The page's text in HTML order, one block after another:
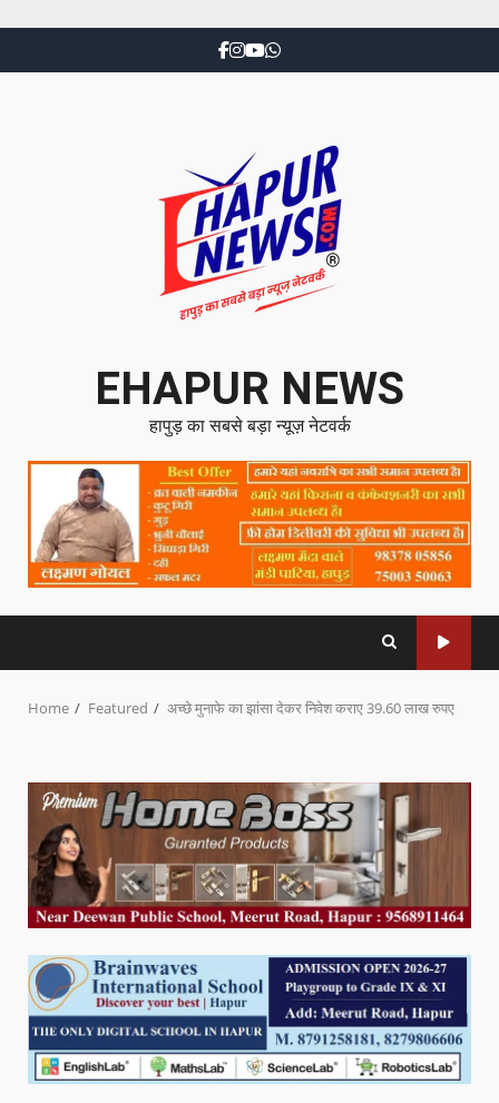
EHAPUR NEWS
हापुड़ का सबसे बड़ा न्यूज़ नेटवर्क
Home Featured अच्छे मुनाफे का झांसा देकर निवेश कराए 39.60 लाख रुपए